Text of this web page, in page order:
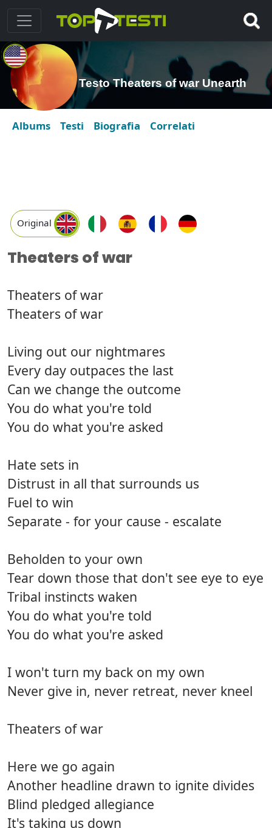
Testo Theaters of war Unearth
Albums Testi Biografia Correlati
Original
Theaters of war
Theaters of war
Theaters of war
Living out our nightmares
Every day outpaces the last
Can we change the outcome
You do what you're told
You do what you're asked
Hate sets in
Distrust in all that surrounds us
Fuel to win
Separate - for your cause - escalate
Beholden to your own
Tear down those that don't see eye to eye
Tribal instincts waken
You do what you're told
You do what you're asked
I won't turn my back on my own
Never give in, never retreat, never kneel
Theaters of war
Here we go again
Another headline drawn to ignite divides
Blind pledged allegiance
It's taking us down